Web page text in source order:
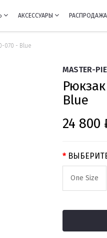
АКСЕССУАРЫ РАСПРОДАЖА
070 - Blue
MASTER-
Blue
24 800
One Size